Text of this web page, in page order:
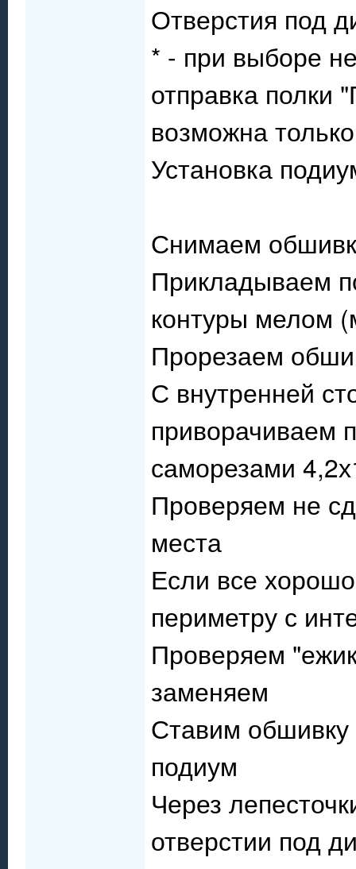
Отверстия под
* - при выборе
отправка полки
возможна
Установка
Снимаем
Прикладываем
контуры мелом
Прорезаем
С внутренней
приворачиваем
саморезами
Проверяем не
места
Если все
периметру с
Проверяем
заменяем
Ставим обшивку
подиум
Через
отверстии под